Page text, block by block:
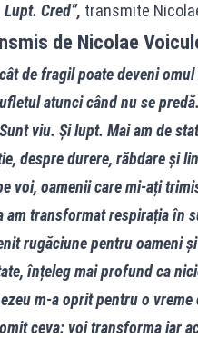
Cred”, transmite
de Nicolae
de fragil poate deveni
atunci când nu se predă.
viu. Și lupt. Mai am de
despre durere, răbdare și
voi, oamenii care mi-ați
am transformat respirația în
rugăciune pentru oameni
înțeleg mai profund ca
m-a oprit pentru o
ceva: voi transforma iar